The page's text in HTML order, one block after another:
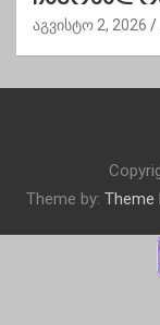
აგვისტო 2, 2026
Theme by: Theme